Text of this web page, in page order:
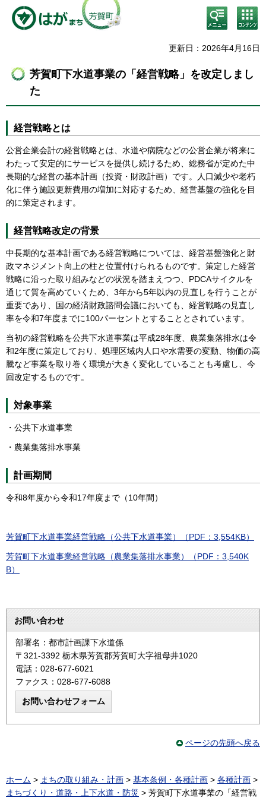
検
索・
メニ
コン
テン
ニュ
更新日：2026年4月16日
芳賀町下水道事業の「経営戦略」を改定しまし
た
経営戦略とは
公営企業会計の経営戦略とは、水道や病院などの公営企業が将来に
わたって安定的にサービスを提供し続けるため、総務省が定めた中
長期的な経営の基本計画（投資・財政計画）です。人口減少や老朽
化に伴う施設更新費用の増加に対応するため、経営基盤の強化を目
的に策定されます。
経営戦略改定の背景
中長期的な基本計画である経営戦略については、経営基盤強化と財
政マネジメント向上の柱と位置付けられるものです。策定した経営
戦略に沿った取り組みなどの状況を踏まえつつ、PDCAサイクルを
通じて質を高めていくため、3年から5年以内の見直しを行うことが
重要であり、国の経済財政諮問会議においても、経営戦略の見直し
率を令和7年度までに100パーセントとすることとされています。
当初の経営戦略を公共下水道事業は平成28年度、農業集落排水は令
和2年度に策定しており、処理区域内人口や水需要の変動、物価の高
騰など事業を取り巻く環境が大きく変化していることも考慮し、今
回改定するものです。
対象事業
・公共下水道事業
・農業集落排水事業
計画期間
令和8年度から令和17年度まで（10年間）
芳賀町下水道事業経営戦略（公共下水道事業）（PDF：3,554KB）
芳賀町下水道事業経営戦略（農業集落排水事業）（PDF：3,540K
B）
お問い合わせ
部署名：都市計画課下水道係
〒321-3392 栃木県芳賀郡芳賀町大字祖母井1020
電話：028-677-6021
ファクス：028-677-6088
ページの先頭へ戻る
ホーム > まちの取り組み・計画 > 基本条例・各種計画 > 各種計画 >
まちづくり・道路・上下水道・防災 > 芳賀町下水道事業の「経営戦